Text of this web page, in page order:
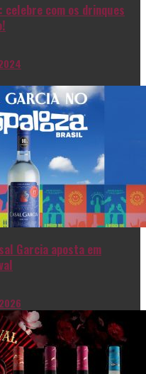
celebre com os drinques
Garcia aposta em